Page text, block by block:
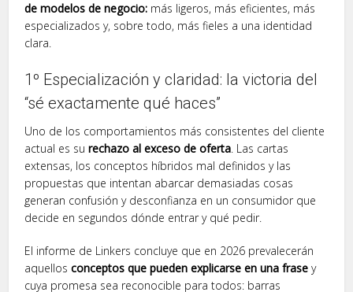
de modelos de negocio: más ligeros, más eficientes, más
especializados y, sobre todo, más fieles a una identidad
clara.
1º Especialización y claridad: la victoria del
“sé exactamente qué haces”
Uno de los comportamientos más consistentes del cliente
actual es surechazo al exceso de oferta. Las cartas
extensas, los conceptos híbridos mal definidos y las
propuestas que intentan abarcar demasiadas cosas
generan confusión y desconfianza en un consumidor que
decide en segundos dónde entrar y qué pedir.
El informe de Linkers concluye que en 2026 prevalecerán
aquellosconceptos que pueden explicarse en una frase y
cuya promesa sea reconocible para todos: barras